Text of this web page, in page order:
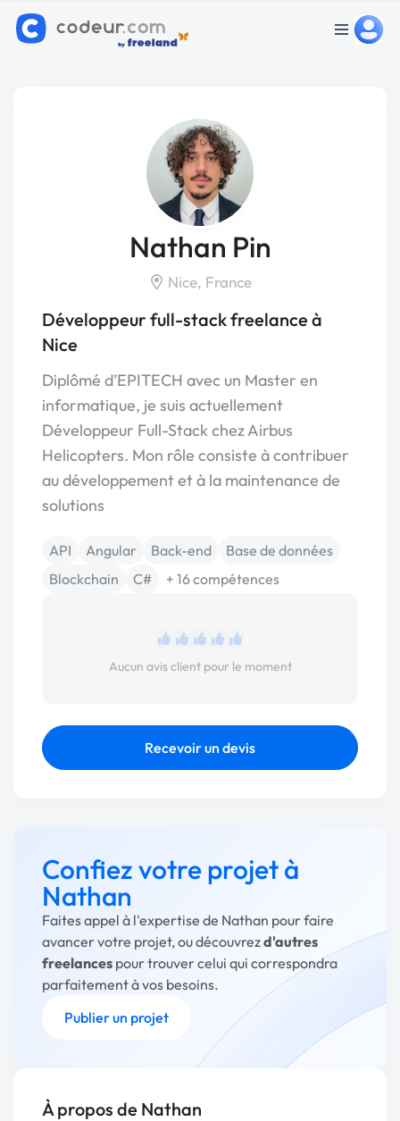
Nathan Pin
Nice, France
Développeur full-stack freelance à
Nice
Diplômé d’EPITECH avec un Master en
informatique, je suis actuellement
Développeur Full-Stack chez Airbus
Helicopters. Mon rôle consiste à contribuer
au développement et à la maintenance de
solutions
API Angular Back-end
Base de données
Blockchain
C# + 16 compétences
Aucun avis client pour le moment
Recevoir un devis
Confiez votre projet à
Nathan
Faites appel à l'expertise de Nathan pour faire
avancer votre projet, ou découvrezd'autres
freelances pour trouver celui qui correspondra
parfaitement à vos besoins.
Publier un projet
À propos de Nathan